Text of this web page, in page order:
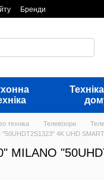
Бренди
техніка Телевізори
"50UHDT2S1323" 4K UHD
MILANO